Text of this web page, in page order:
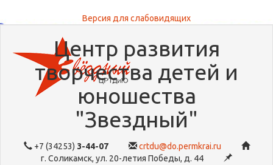
Версия для слабовидящих
Центр развития
творчества детей и
юношества
"Звездный"
+7 (34253) 3-44-07
crtdu@do.permkrai.ru
г. Соликамск, ул. 20-летия Победы, д. 44